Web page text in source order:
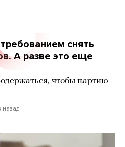
снять
А разве это еще
чтобы партию
назад